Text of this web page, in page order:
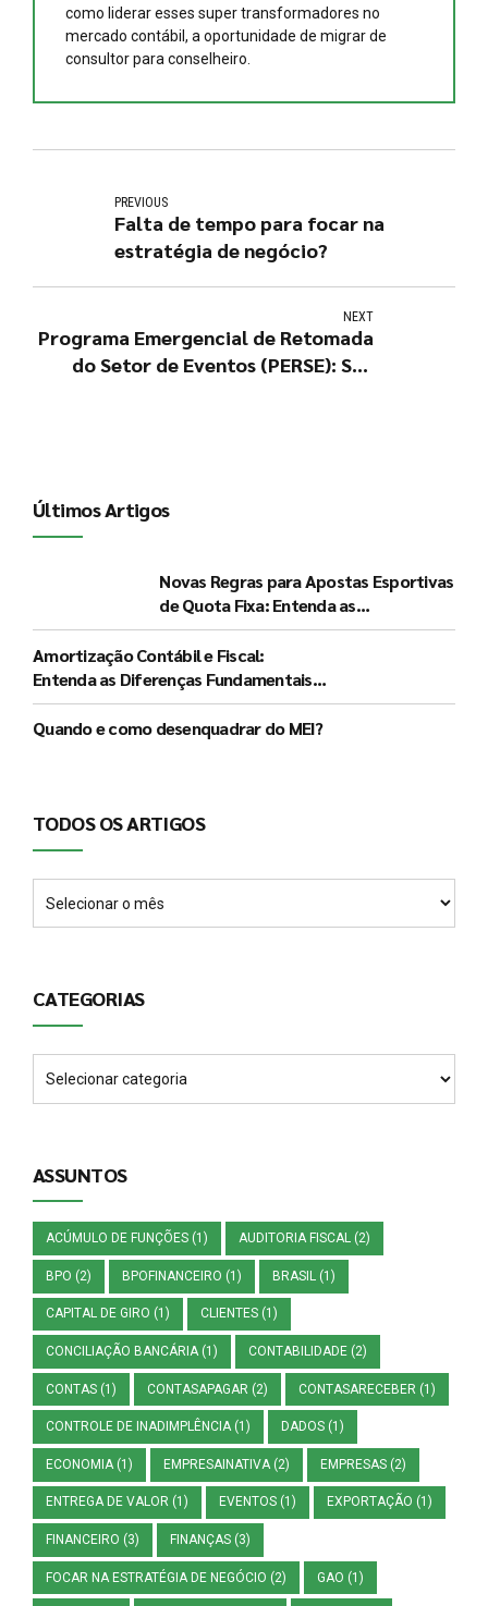
como liderar esses super transformadores no
mercado contábil, a oportunidade de migrar de
consultor para conselheiro.
PREVIOUS
Falta de tempo para focar na
estratégia de negócio?
NEXT
Programa Emergencial de Retomada
do Setor de Eventos (PERSE): Sua
Últimos Artigos
Novas Regras para Apostas Esportivas
de Quota Fixa: Entenda as
Determinações do Governo e seus
Impactos
Amortização Contábil e Fiscal:
Entenda as Diferenças Fundamentais e
a Significância de Cada Procedimento
Quando e como desenquadrar do MEI?
TODOS OS ARTIGOS
CATEGORIAS
ASSUNTOS
ACÚMULO DE FUNÇÕES (1) AUDITORIA FISCAL (2)
BPO (2) BPOFINANCEIRO (1) BRASIL (1)
CAPITAL DE GIRO (1) CLIENTES (1)
CONCILIAÇÃO BANCÁRIA(1) CONTABILIDADE (2)
CONTAS (1) CONTASAPAGAR (2) CONTASARECEBER (1)
CONTROLE DE INADIMPLÊNCIA(1) DADOS (1)
ECONOMIA (1) EMPRESAINATIVA (2) EMPRESAS (2)
ENTREGA DE VALOR (1) EVENTOS (1) EXPORTAÇÃO (1)
FINANCEIRO (3) FINANÇAS (3)
FOCAR NA ESTRATÉGIA DE NEGÓCIO (2) GAO (1)